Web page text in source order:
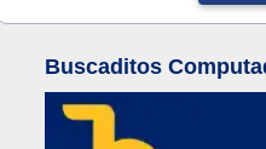
Buscaditos